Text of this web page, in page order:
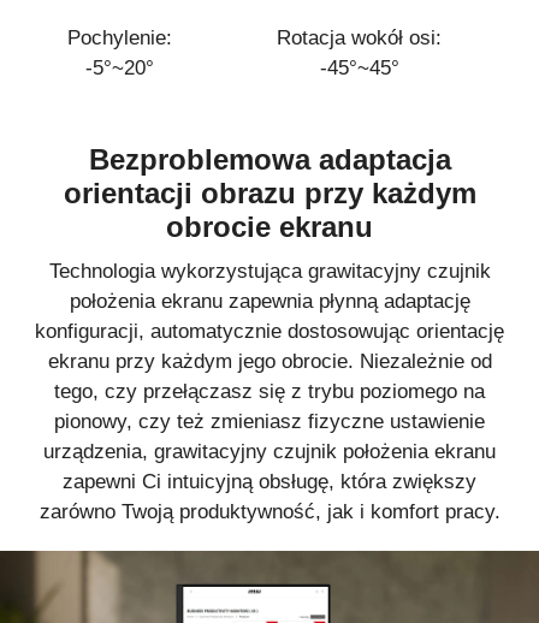
Pochylenie:
-5°~20°
Rotacja wokół osi:
-45°~45°
Bezproblemowa adaptacja
orientacji obrazu przy każdym
obrocie ekranu
Technologia wykorzystująca grawitacyjny czujnik
położenia ekranu zapewnia płynną adaptację
konfiguracji, automatycznie dostosowując orientację
ekranu przy każdym jego obrocie. Niezależnie od
tego, czy przełączasz się z trybu poziomego na
pionowy, czy też zmieniasz fizyczne ustawienie
urządzenia, grawitacyjny czujnik położenia ekranu
zapewni Ci intuicyjną obsługę, która zwiększy
zarówno Twoją produktywność, jak i komfort pracy.